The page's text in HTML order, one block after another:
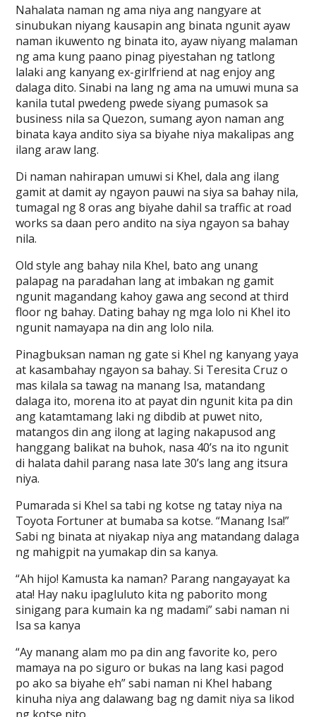
Nahalata naman ng ama niya ang nangyare at
sinubukan niyang kausapin ang binata ngunit ayaw
naman ikuwento ng binata ito, ayaw niyang malaman
ng ama kung paano pinag piyestahan ng tatlong
lalaki ang kanyang ex-girlfriend at nag enjoy ang
dalaga dito. Sinabi na lang ng ama na umuwi muna sa
kanila tutal pwedeng pwede siyang pumasok sa
business nila sa Quezon, sumang ayon naman ang
binata kaya andito siya sa biyahe niya makalipas ang
ilang araw lang.
Di naman nahirapan umuwi si Khel, dala ang ilang
gamit at damit ay ngayon pauwi na siya sa bahay nila,
tumagal ng 8 oras ang biyahe dahil sa traffic at road
works sa daan pero andito na siya ngayon sa bahay
nila.
Old style ang bahay nila Khel, bato ang unang
palapag na paradahan lang at imbakan ng gamit
ngunit magandang kahoy gawa ang second at third
floor ng bahay. Dating bahay ng mga lolo ni Khel ito
ngunit namayapa na din ang lolo nila.
Pinagbuksan naman ng gate si Khel ng kanyang yaya
at kasambahay ngayon sa bahay. Si Teresita Cruz o
mas kilala sa tawag na manang Isa, matandang
dalaga ito, morena ito at payat din ngunit kita pa din
ang katamtamang laki ng dibdib at puwet nito,
matangos din ang ilong at laging nakapusod ang
hanggang balikat na buhok, nasa 40’s na ito ngunit
di halata dahil parang nasa late 30’s lang ang itsura
niya.
Pumarada si Khel sa tabi ng kotse ng tatay niya na
Toyota Fortuner at bumaba sa kotse. “Manang Isa!”
Sabi ng binata at niyakap niya ang matandang dalaga
ng mahigpit na yumakap din sa kanya.
“Ah hijo! Kamusta ka naman? Parang nangayayat ka
ata! Hay naku ipagluluto kita ng paborito mong
sinigang para kumain ka ng madami” sabi naman ni
Isa sa kanya
“Ay manang alam mo pa din ang favorite ko, pero
mamaya na po siguro or bukas na lang kasi pagod
po ako sa biyahe eh” sabi naman ni Khel habang
kinuha niya ang dalawang bag ng damit niya sa likod